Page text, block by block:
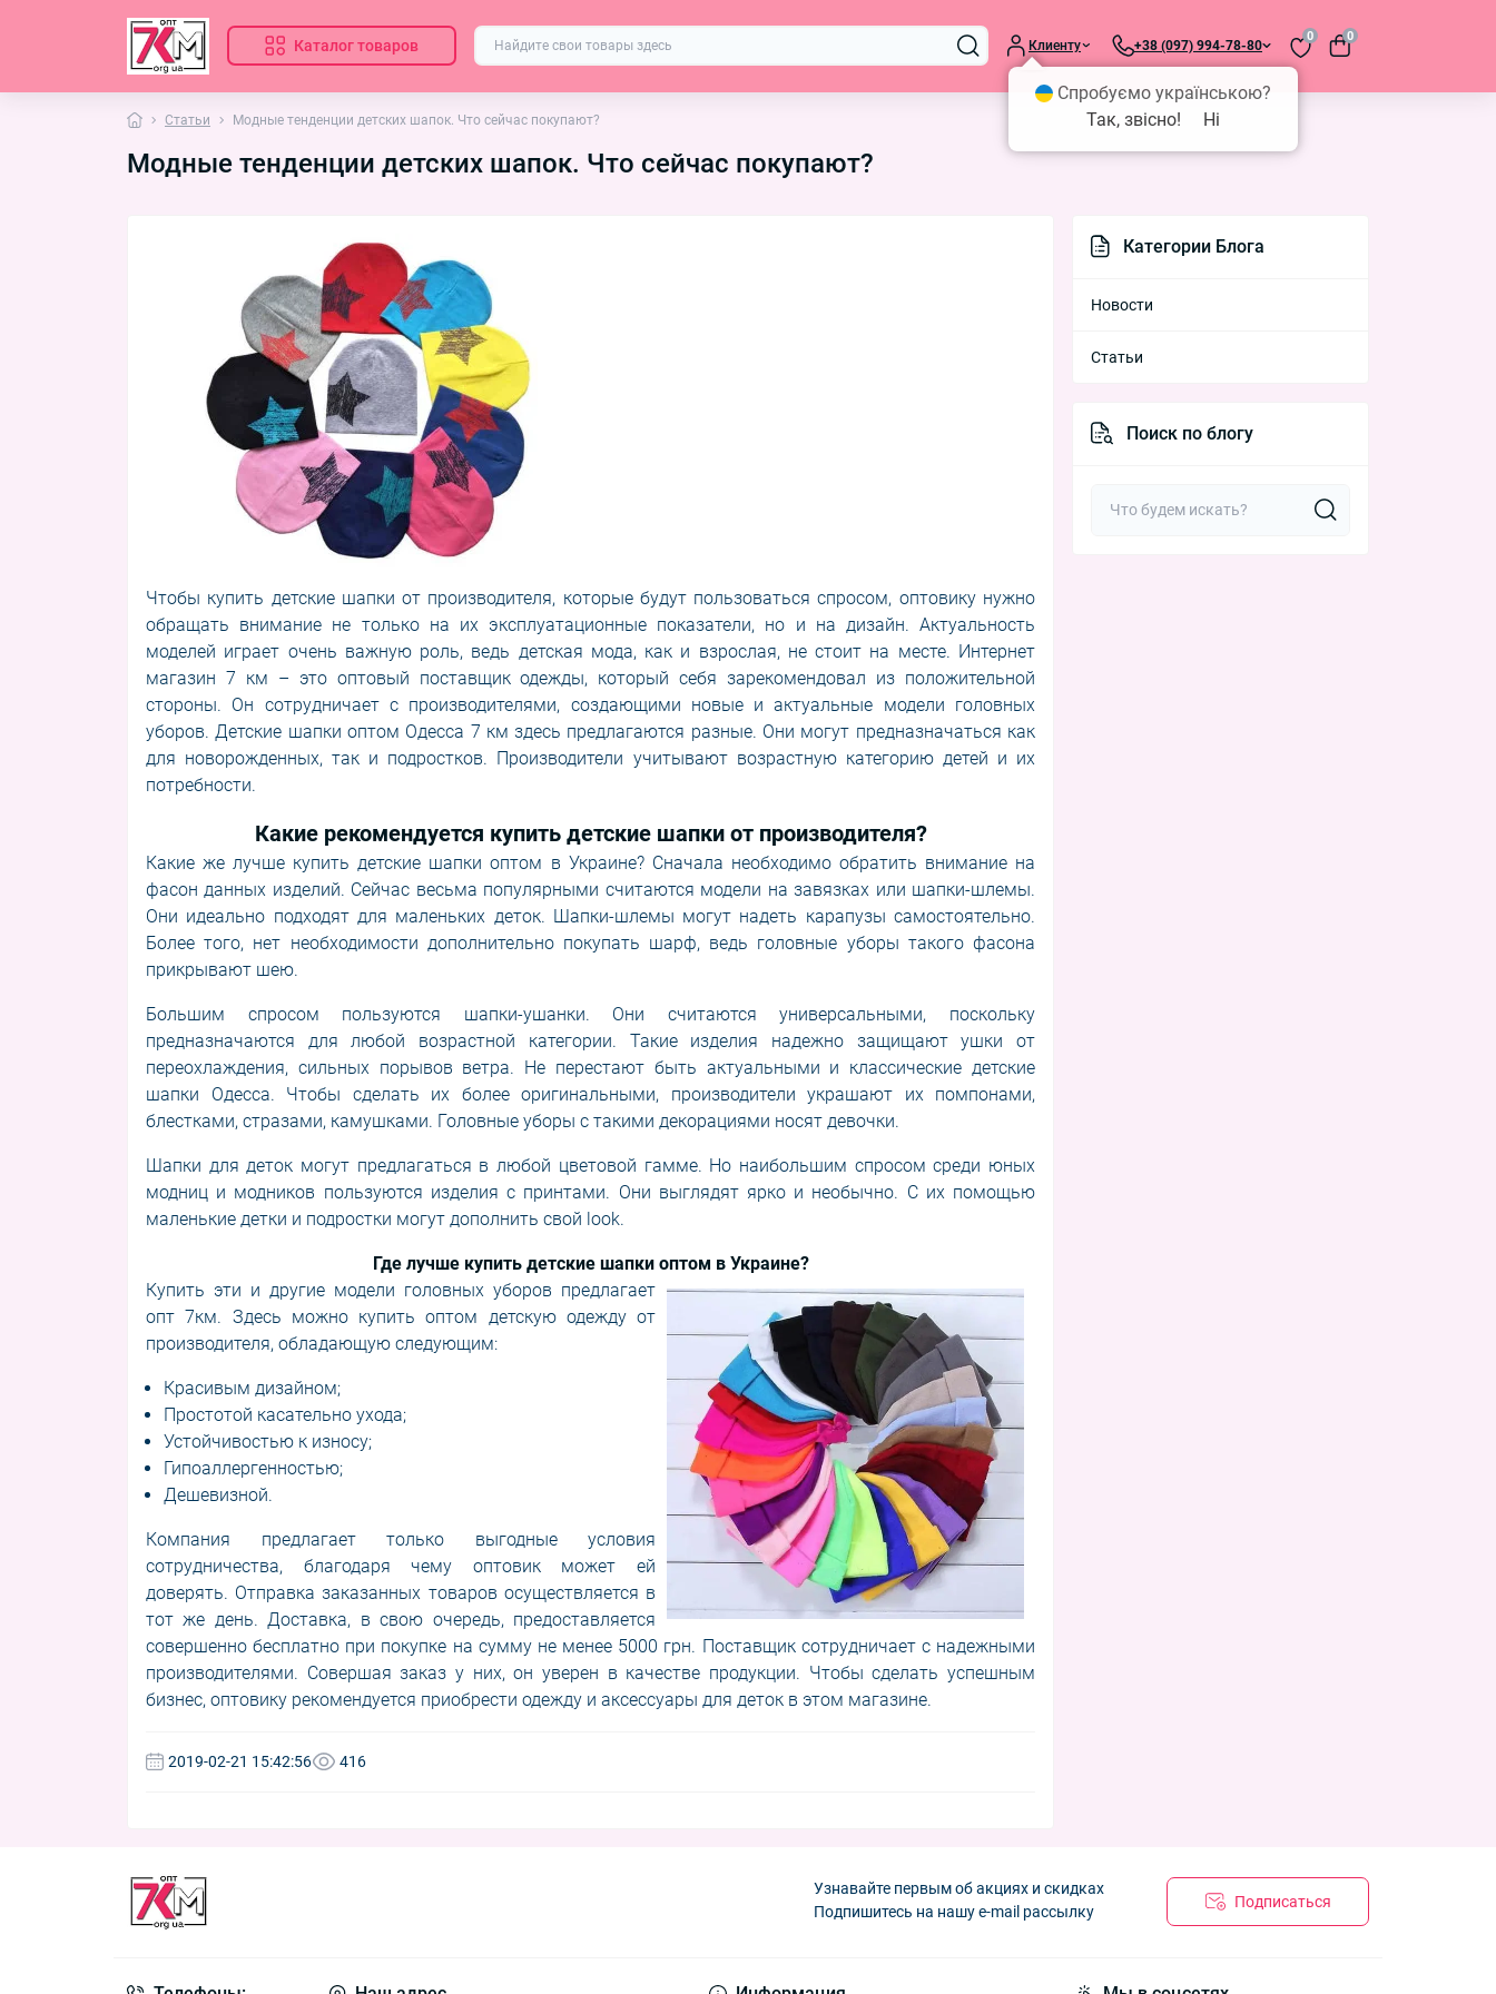
Каталог товаров Клиенту +38 (097) 994-78-80
0 0
Статьи Модные тенденции детских шапок. Что сейчас покупают?
Модные тенденции детских шапок. Что сейчас покупают?
Чтобы купить детские шапки от производителя, которые будут пользоваться спросом, оптовику нужно
обращать внимание не только на их эксплуатационные показатели, но и на дизайн. Актуальность
моделей играет очень важную роль, ведь детская мода, как и взрослая, не стоит на месте. Интернет
магазин 7 км – это оптовый поставщик одежды, который себя зарекомендовал из положительной
стороны. Он сотрудничает с производителями, создающими новые и актуальные модели головных
уборов. Детские шапки оптом Одесса 7 км здесь предлагаются разные. Они могут предназначаться как
для новорожденных, так и подростков. Производители учитывают возрастную категорию детей и их
потребности.
Какие рекомендуется купить детские шапки от производителя?
Какие же лучше купить детские шапки оптом в Украине? Сначала необходимо обратить внимание на
фасон данных изделий. Сейчас весьма популярными считаются модели на завязках или шапки-шлемы.
Они идеально подходят для маленьких деток. Шапки-шлемы могут надеть карапузы самостоятельно.
Более того, нет необходимости дополнительно покупать шарф, ведь головные уборы такого фасона
прикрывают шею.
Большим спросом пользуются шапки-ушанки. Они считаются универсальными, поскольку
предназначаются для любой возрастной категории. Такие изделия надежно защищают ушки от
переохлаждения, сильных порывов ветра. Не перестают быть актуальными и классические детские
шапки Одесса. Чтобы сделать их более оригинальными, производители украшают их помпонами,
блестками, стразами, камушками. Головные уборы с такими декорациями носят девочки.
Шапки для деток могут предлагаться в любой цветовой гамме. Но наибольшим спросом среди юных
модниц и модников пользуются изделия с принтами. Они выглядят ярко и необычно. С их помощью
маленькие детки и подростки могут дополнить свой look.
Где лучше купить детские шапки оптом в Украине?
Купить эти и другие модели головных уборов предлагает
опт 7км. Здесь можно купить оптом детскую одежду от
производителя, обладающую следующим:
Красивым дизайном;
Простотой касательно ухода;
Устойчивостью к износу;
Гипоаллергенностью;
Дешевизной.
Компания предлагает только выгодные условия
сотрудничества, благодаря чему оптовик может ей
доверять. Отправка заказанных товаров осуществляется в
тот же день. Доставка, в свою очередь, предоставляется
совершенно бесплатно при покупке на сумму не менее 5000 грн. Поставщик сотрудничает с надежными
производителями. Совершая заказ у них, он уверен в качестве продукции. Чтобы сделать успешным
бизнес, оптовику рекомендуется приобрести одежду и аксессуары для деток в этом магазине.
2019-02-21 15:42:56 416
Категории Блога
Новости
Статьи
Поиск по блогу
Узнавайте первым об акциях и скидках
Подпишитесь на нашу e-mail рассылку
Подписаться
Спробуємо українською?
Так, звісно!
Ні